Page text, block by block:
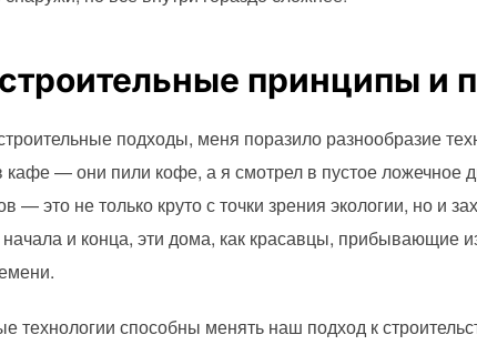
принципы и
подходы, меня поразило разнообразие
— они пили кофе, а я смотрел в пустое ложечное
— это не только круто с точки зрения экологии, но и
и конца, эти дома, как красавцы, прибывающие
технологии способны менять наш подход к